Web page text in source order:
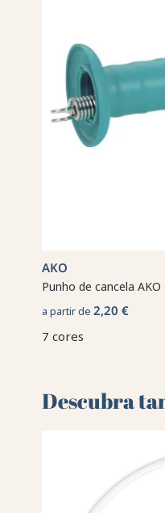
AKO
Punho de cancela
a partir de2,20 €
7 cores
Descubra